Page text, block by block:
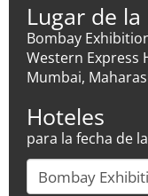
Lugar de la
Bombay
Western Express
Mumbai,
Hoteles
para la fecha de